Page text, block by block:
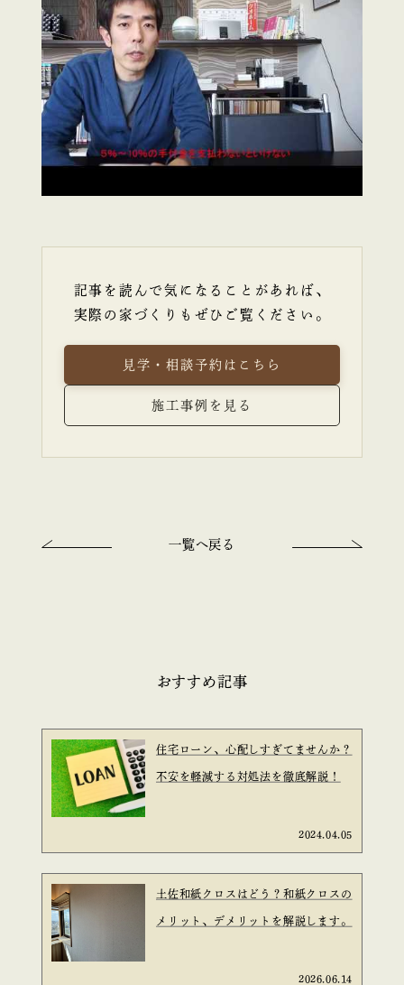
記事を読んで気になることがあれば、
実際の家づくりもぜひご覧ください。
見学・相談予約はこちら
施工事例を見る
一覧へ戻る
おすすめ記事
住宅ローン、心配しすぎてませんか？
不安を軽減する対処法を徹底解説！
2024.04.05
土佐和紙クロスはどう？和紙クロスの
メリット、デメリットを解説します。
2026.06.14